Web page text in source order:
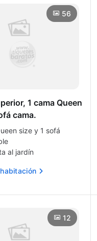
56
1 cama Queen
cama.
size y 1 sofá
al jardín
12